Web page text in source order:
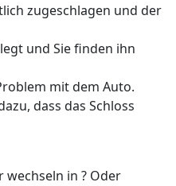
zugeschlagen und der
und Sie finden ihn
mit dem Auto.
dass das Schloss
wechseln in ? Oder